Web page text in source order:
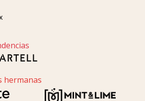
hermanas